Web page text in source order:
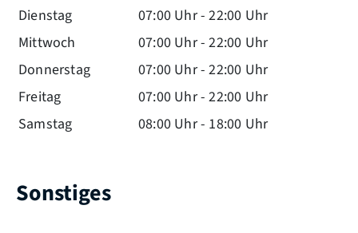
Dienstag
07:00 Uhr-22:00 Uhr
Mittwoch
07:00 Uhr-22:00 Uhr
Donnerstag
07:00 Uhr-22:00 Uhr
Freitag
07:00 Uhr-22:00 Uhr
Samstag
08:00 Uhr- 18:00 Uhr
Sonstiges